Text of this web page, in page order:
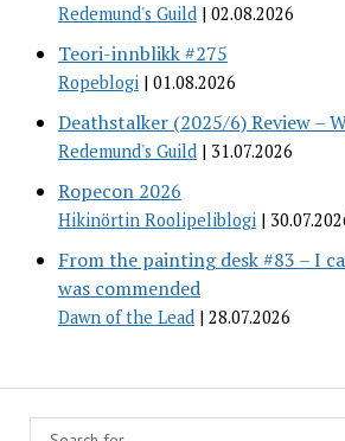
Redemund's Guild 02.08.2026
Teori-innblikk #275
Ropeblogi 01.08.2026
Deathstalker (2025/6) Review –
Redemund's Guild 31.07.2026
Ropecon 2026
Hikinörtin Roolipeliblogi
From the painting desk #83 – I
was commended
Dawn of the Lead 28.07.2026